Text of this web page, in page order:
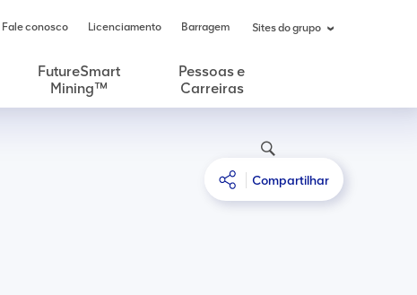
Fale conosco Licenciamento Barragem Sites do grupo
FutureSmart
Mining™
Pessoas e
Carreiras
Compartilhar